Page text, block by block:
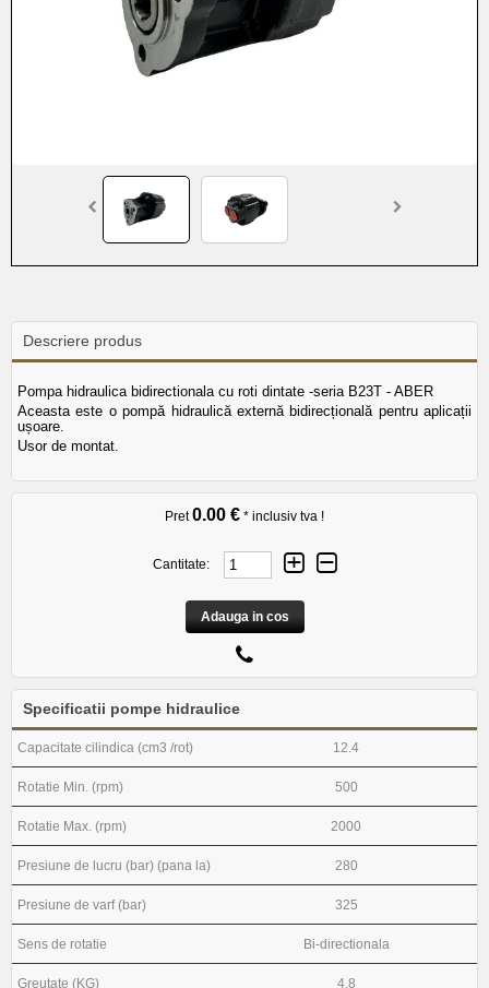
Descriere produs
Pompa hidraulica bidirectionala cu roti dintate -seria B23T - ABER
Aceasta este o pompă hidraulică externă bidirecțională pentru aplicații
ușoare.
Usor de montat.
Pret0.00 € * inclusiv tva !
Cantitate:
Adauga in cos
Specificatii pompe hidraulice
Capacitate cilindica (cm3 /rot) 12.4
Rotatie Min. (rpm) 500
Rotatie Max. (rpm) 2000
Presiune de lucru (bar) (pana la) 280
Presiune de varf (bar) 325
Sens de rotatie Bi-directionala
Greutate (KG) 4.8